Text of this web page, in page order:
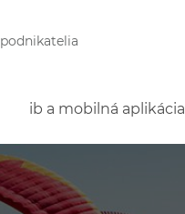
podnikatelia
ib a mobilná aplikácia